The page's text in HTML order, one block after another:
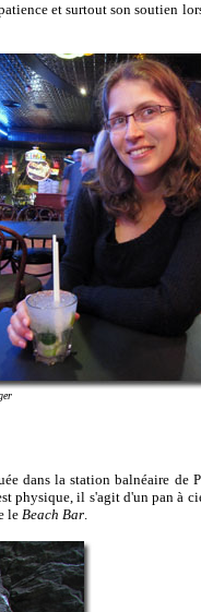
et surtout son soutien
dans la station balnéaire de
physique, il s'agit d'un pan à
le Beach Bar.